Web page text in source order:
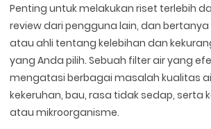
Penting untuk melakukan riset terlebih
review dari pengguna lain, dan
atau ahli tentang kelebihan dan
yang Anda pilih. Sebuah filter air yang
mengatasi berbagai masalah kualitas
kekeruhan, bau, rasa tidak sedap, serta
atau mikroorganisme.